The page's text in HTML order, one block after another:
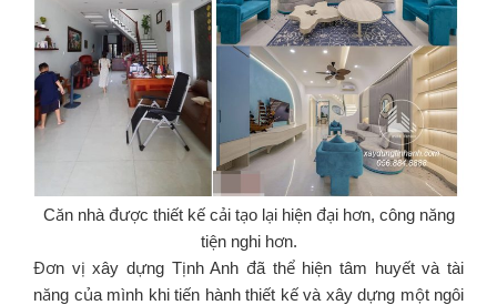
Căn nhà được thiết kế cải tạo lại hiện đại hơn, công năng
tiện nghi hơn.
Đơn vị xây dựng Tịnh Anh đã thể hiện tâm huyết và tài
năng của mình khi tiến hành thiết kế và xây dựng một ngôi